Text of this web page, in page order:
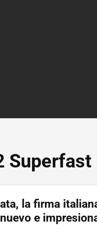
Superfast
la firma
e